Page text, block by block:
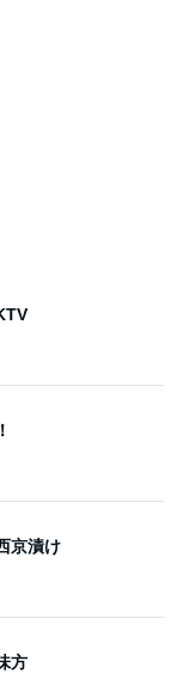
京漬け
方